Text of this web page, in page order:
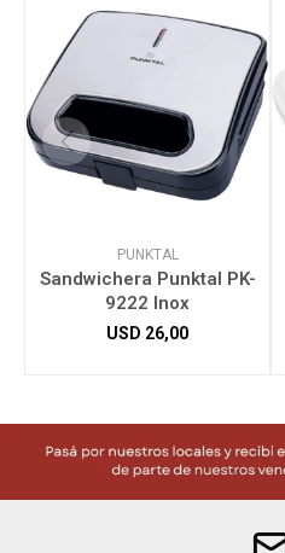
PUNKTAL
Sandwichera Punktal PK-
9222 Inox
USD 26,00